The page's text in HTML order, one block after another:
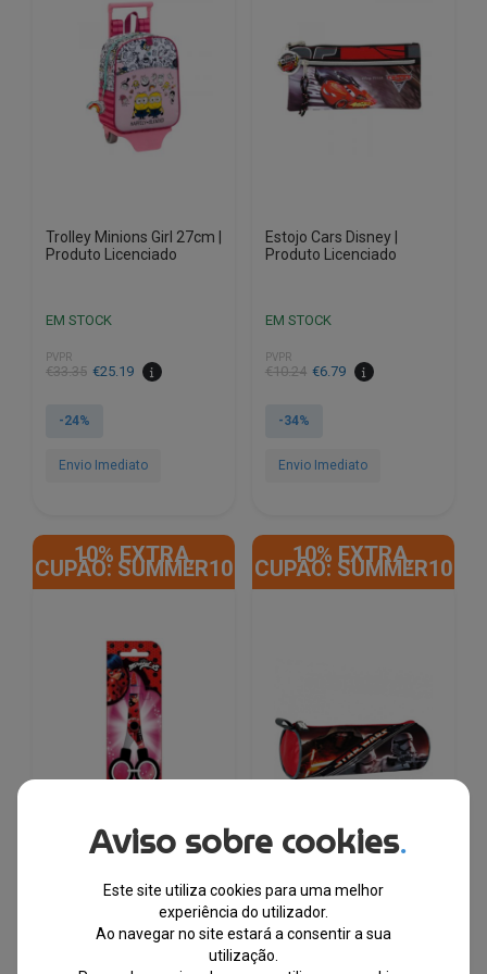
Trolley Minions Girl 27cm |
Produto Licenciado
EM STOCK
PVPR
€33.35
O
original
€33.35.
€25.19
O
atual
€25.19.
-24%
Envio Imediato
Estojo Cars Disney |
Produto Licenciado
EM STOCK
PVPR
€10.24
O
original
€10.24.
€6.79
O
atual
€6.79.
-34%
Envio Imediato
10% EXTRA,
CUPÃO: SUMMER10
Ladybug | Produto
10% EXTRA,
CUPÃO: SUMMER10
EM STOCK
Aviso sobre cookies.
Este site utiliza cookies para uma melhor
experiência do utilizador.
Ao navegar no site estará a consentir a sua
utilização.